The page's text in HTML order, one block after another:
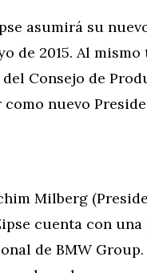
asumirá su
de 2015. Al
Consejo de
nuevo
Milberg
cuenta con
de BMW